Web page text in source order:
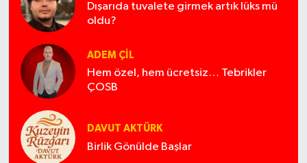
Dışarıda tuvalete girmek artık lüks mü
oldu?
ADEM ÇİL
Hem özel, hem ücretsiz… Tebrikler
ÇOSB
DAVUT AKTÜRK
Birlik Gönülde Başlar